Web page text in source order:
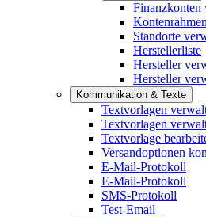
Finanzkonten
Standorte
Herstellerliste
Hersteller
Hersteller
Kommunikation & Texte
Textvorlagen
Textvorlagen
Textvorlage
Versandoptionen
E-Mail-Protokoll
E-Mail-Protokoll
SMS-Protokoll
Test-Email